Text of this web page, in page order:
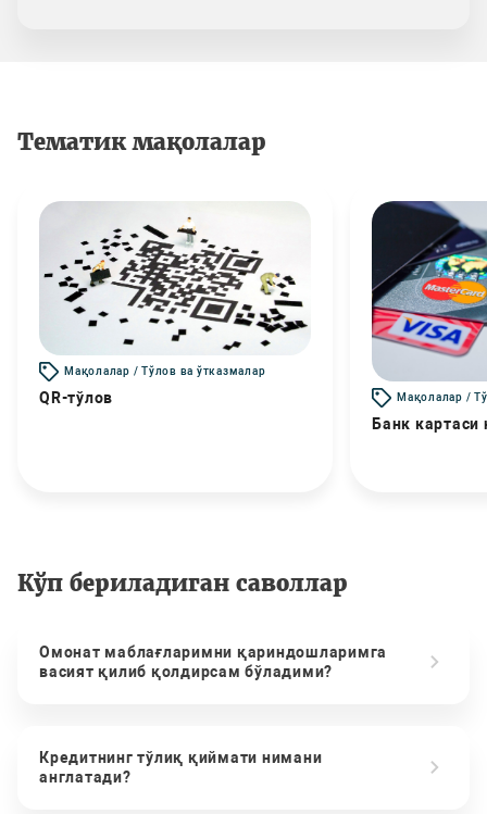
Тематик мақолалар
Мақолалар / Тўлов ва ўтказмалар
QR-тўлов Мақолалар /
Банк картаси
Кўп бериладиган саволлар
Омонат маблағларимни қариндошларимга
васият қилиб қолдирсам бўладими?
Кредитнинг тўлиқ қиймати нимани
англатади?